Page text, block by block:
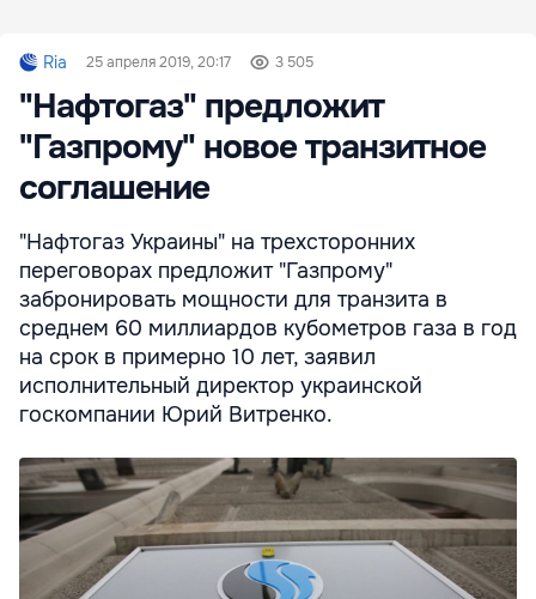
Ria 25 апреля 2019, 20:17 3 505
"Нафтогаз" предложит
"Газпрому" новое транзитное
соглашение
"Нафтогаз Украины" на трехсторонних
переговорах предложит "Газпрому"
забронировать мощности для транзита в
среднем 60 миллиардов кубометров газа в год
на срок в примерно 10 лет, заявил
исполнительный директор украинской
госкомпании Юрий Витренко.